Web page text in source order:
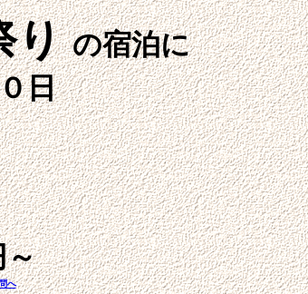
りの宿泊に
日
２食 ご宿泊
～
へ